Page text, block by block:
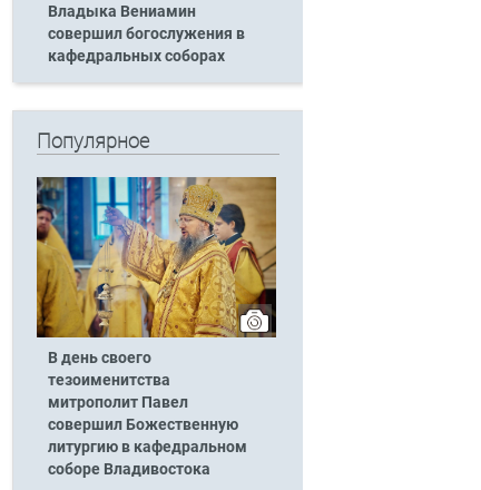
Владыка Вениамин
совершил богослужения в
кафедральных соборах
Популярное
В день своего
тезоименитства
митрополит Павел
совершил Божественную
литургию в кафедральном
соборе Владивостока